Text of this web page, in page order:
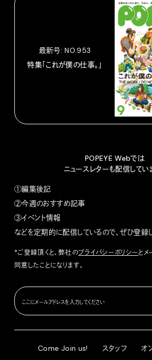
最新号: NO.953
特集「これが僕の仕事。」
POPEYE Webでは
ニュースレターも配信してい
①編集後記
②今週のおすすめ記事
③イベント情報
などを定期的に配信しているので、ぜひ登録し
*ご登録頂くと、弊社のプライバシーポリシーと
同意したことになります。
Come Join us! スタッフ オ